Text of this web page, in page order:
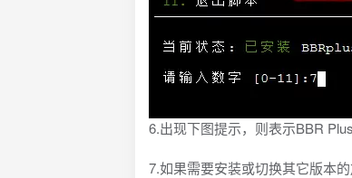
6.出现下图提示，则表示BBR
7.如果需要安装或切换其它版本